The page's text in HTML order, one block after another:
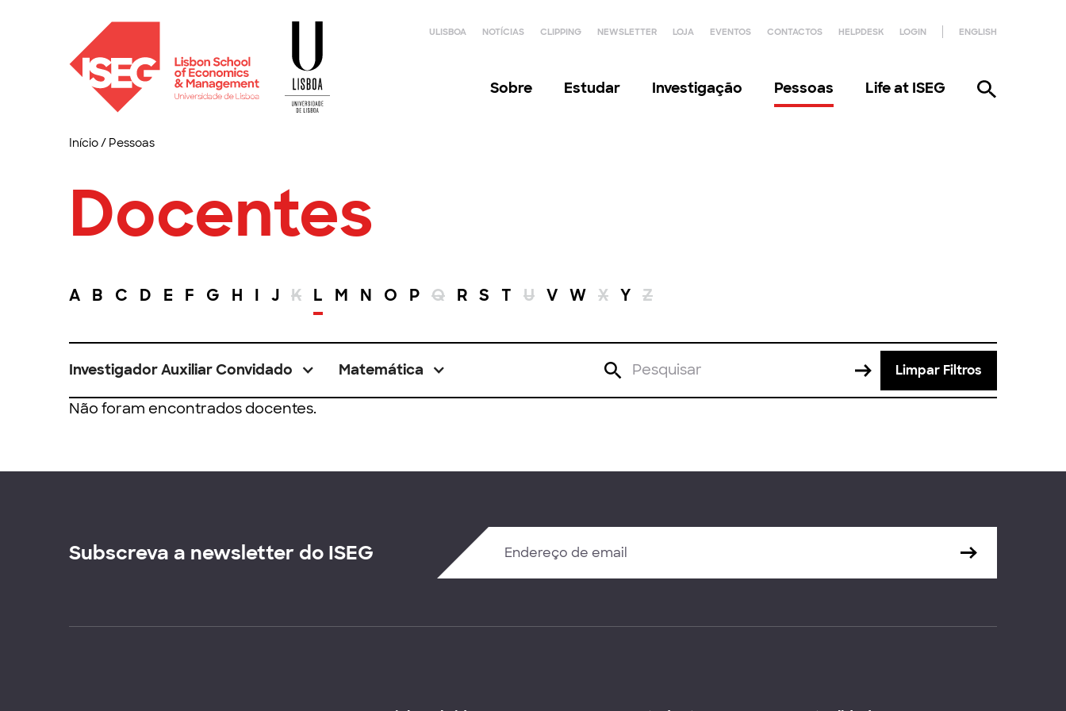
ULISBOA NOTÍCIAS CLIPPING NEWSLETTER LOJA EVENTOS CONTACTOS HELPDESK LOGIN ENGLISH
Sobre Estudar Investigação Pessoas Life at ISEG
Início/ Pessoas
Docentes
A B C D E F G H I J K L M N O P Q R S T U V W X Y Z
Investigador Auxiliar Convidado Matemática Limpar Filtros
Não foram encontrados docentes.
Subscreva a newsletter do ISEG